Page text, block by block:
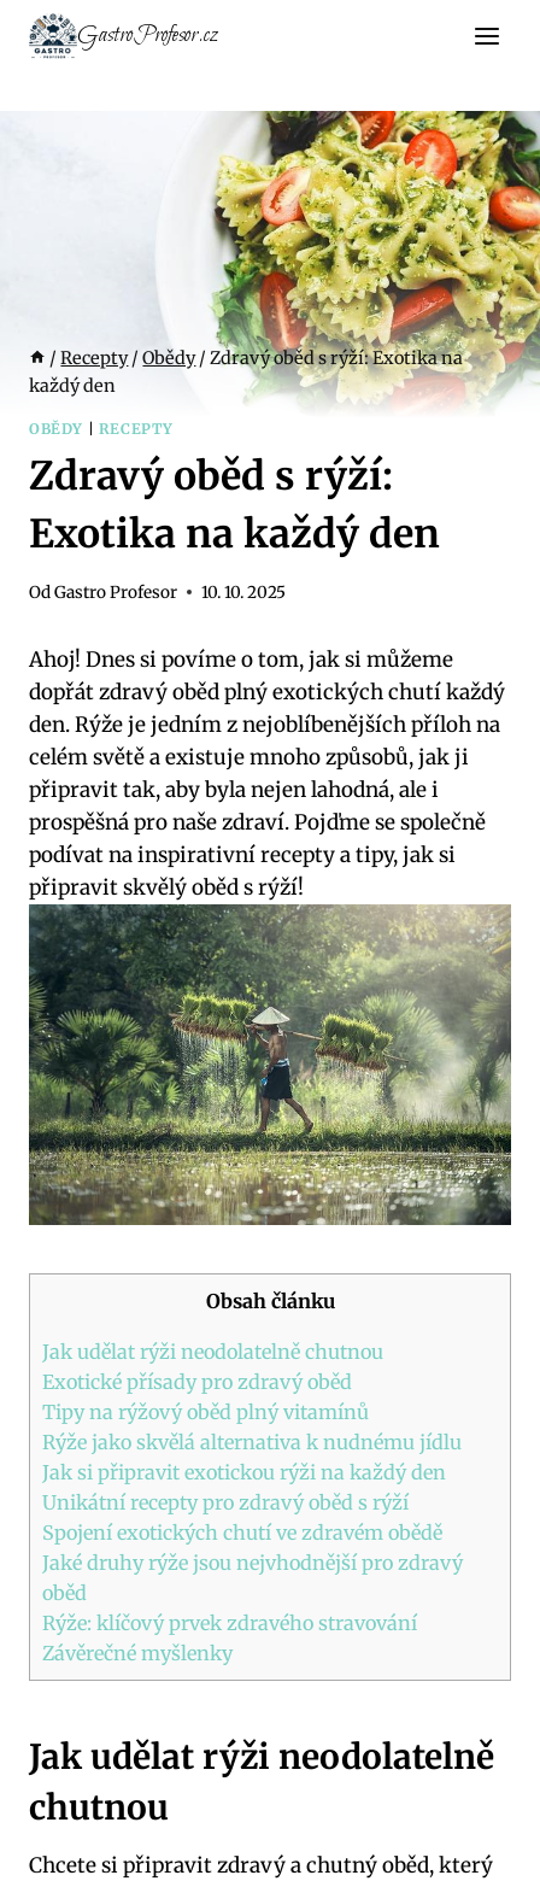
Přeskočit
GastroProfesor.cz
/ Recepty/ Obědy/ Zdravý oběd s rýží: Exotika na
každý den
OBĚDY RECEPTY
Zdravý oběd s rýží:
Exotika na každý den
OdGastro Profesor 10. 10. 2025
Ahoj! Dnes si povíme‍ o tom, jak si můžeme
⁤dopřát zdravý oběd⁢ plný ​exotických chutí každý
den.⁣ Rýže je ⁤jedním z nejoblíbenějších příloh​ na
celém světě a existuje mnoho způsobů, jak ji
připravit tak, ⁤aby byla nejen⁣ lahodná,​ ale i
prospěšná pro naše zdraví.‍ Pojďme ​se společně
podívat ‌na inspirativní‌ recepty ‌a⁣ tipy, jak si​
připravit skvělý​ oběd ⁣s rýží!
Obsah článku
Jak udělat rýži‌ neodolatelně chutnou
Exotické přísady pro zdravý oběd
Tipy na rýžový ⁣oběd plný vitamínů
Rýže‍ jako skvělá alternativa ‍k nudnému jídlu
Jak si připravit exotickou rýži na⁢ každý ⁤den
Unikátní recepty‌ pro ⁣zdravý​ oběd ⁤s rýží
Spojení exotických chutí⁤ ve ‍zdravém obědě
Jaké druhy rýže jsou nejvhodnější pro zdravý​
oběd
Rýže: klíčový prvek zdravého stravování
Závěrečné myšlenky
Jak udělat rýži‌ neodolatelně
chutnou
Chcete si připravit​ zdravý a​ chutný oběd, ⁣který‍